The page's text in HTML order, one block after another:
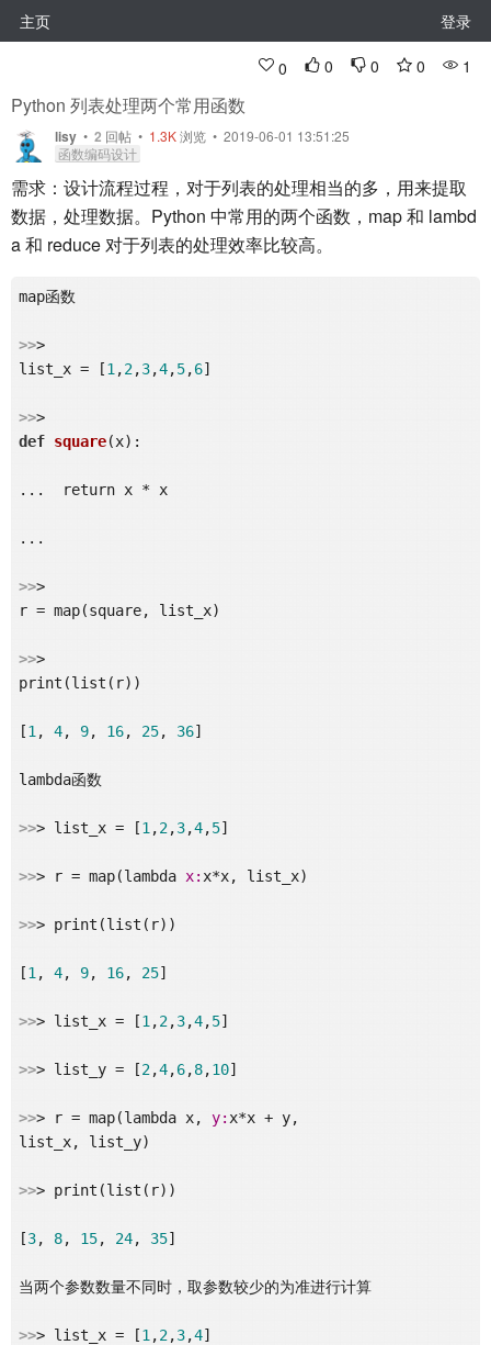
主页 登录
0 0 0 0 1
Python 列表处理两个常用函数
lisy • 2 回帖 • 1.3K浏览 • 2019-06-01 13:51:25
函数编码设计
需求：设计流程过程，对于列表的处理相当的多，用来提取
数据，处理数据。Python 中常用的两个函数，map 和 lambd
a 和 reduce 对于列表的处理效率比较高。
map函数
>>>
list_x = [1 ,2,3,4,5,6]
>> >
def square(x) :
...  return x * x
...
>>>
r = map(square, list_x)
>>>
print(list(r))
[1 , 4, 9, 16, 25, 36]
lambda函数
>>> list_x = [1 ,2,3,4,5]
>>> r = map(lambda x: x*x, list_x)
>>> print(list(r))
[1 , 4, 9, 16, 25]
>>> list_x = [1 ,2,3,4,5]
>>> list_y = [2,4,6,8,10]
>>> r = map(lambda x, y: x*x + y,
list_x, list_y)
>>> print(list(r))
[3, 8, 15, 24, 35]
当两个参数数量不同时，取参数较少的为准进行计算
>>> list_x = [1 ,2,3,4]